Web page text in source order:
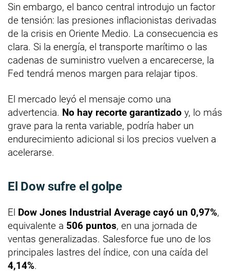
Sin embargo, el banco central introdujo un factor
de tensión: las presiones inflacionistas derivadas
de la crisis en Oriente Medio. La consecuencia es
clara. Si la energía, el transporte marítimo o las
cadenas de suministro vuelven a encarecerse, la
Fed tendrá menos margen para relajar tipos.
El mercado leyó el mensaje como una
advertencia. No hay recorte garantizado y, lo más
grave para la renta variable, podría haber un
endurecimiento adicional si los precios vuelven a
acelerarse.
El Dow sufre el golpe
El Dow Jones Industrial Average cayó un 0,97%,
equivalente a 506 puntos, en una jornada de
ventas generalizadas. Salesforce fue uno de los
principales lastres del índice, con una caída del
4,14%.